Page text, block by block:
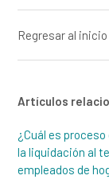
Regresar al inicio
Artículos
¿Cuál es
la liquidación al
empleados de